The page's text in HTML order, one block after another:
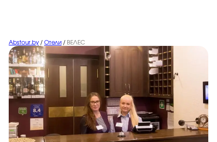
Abstour.by / Отели / ВЕЛЕС